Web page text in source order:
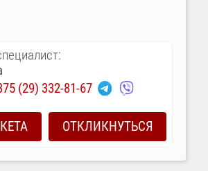
(29) 332-81-67
ОТКЛИКНУТЬСЯ